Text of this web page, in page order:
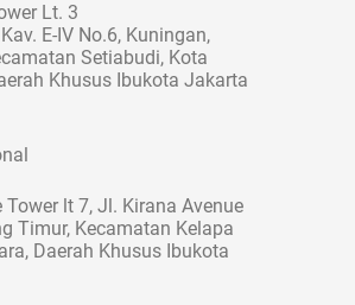
Lt. 3
E-IV No.6, Kuningan,
Setiabudi, Kota
Khusus Ibukota Jakarta
Tower lt 7, Jl. Kirana Avenue
Timur, Kecamatan Kelapa
Daerah Khusus Ibukota